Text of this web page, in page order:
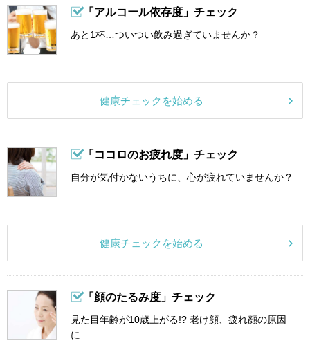
「アルコール依存度」チェック
あと1杯…ついつい飲み過ぎていませんか？
健康チェックを始める
「ココロのお疲れ度」チェック
自分が気付かないうちに、心が疲れていませんか？
健康チェックを始める
「顔のたるみ度」チェック
見た目年齢が10歳上がる!? 老け顔、疲れ顔の原因
に…